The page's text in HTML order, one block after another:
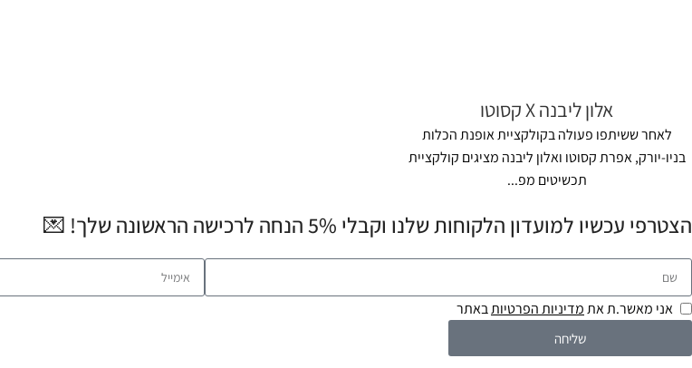
אלון ליבנה X קסוטו
לאחר ששיתפו פעולה בקולקציית אופנת הכלות
בניו-יורק, אפרת קסוטו ואלון ליבנה מציגים קולקציית
תכשיטים מפ...
הצטרפי עכשיו למועדון הלקוחות שלנו וקבלי 5% הנחה לרכישה הראשונה שלך! 💌
אני מאשר.ת אתמדיניות הפרטיותבאתר
שליחה